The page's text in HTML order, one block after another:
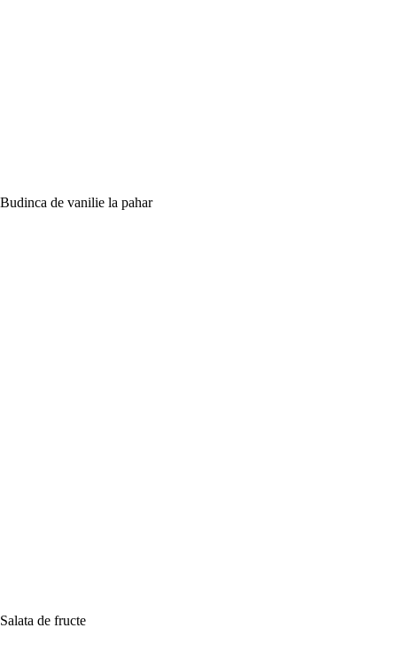
Budinca de vanilie la pahar
Salata de fructe